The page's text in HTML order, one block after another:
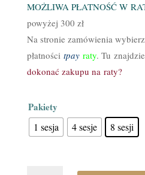
MOŻLIWA PŁATNOŚĆ W
powyżej 300 zł
Na stronie zamówienia
płatności tpay raty. Tu
dokonać zakupu na raty?
Pakiety
1 sesja 4 sesje 8 sesji